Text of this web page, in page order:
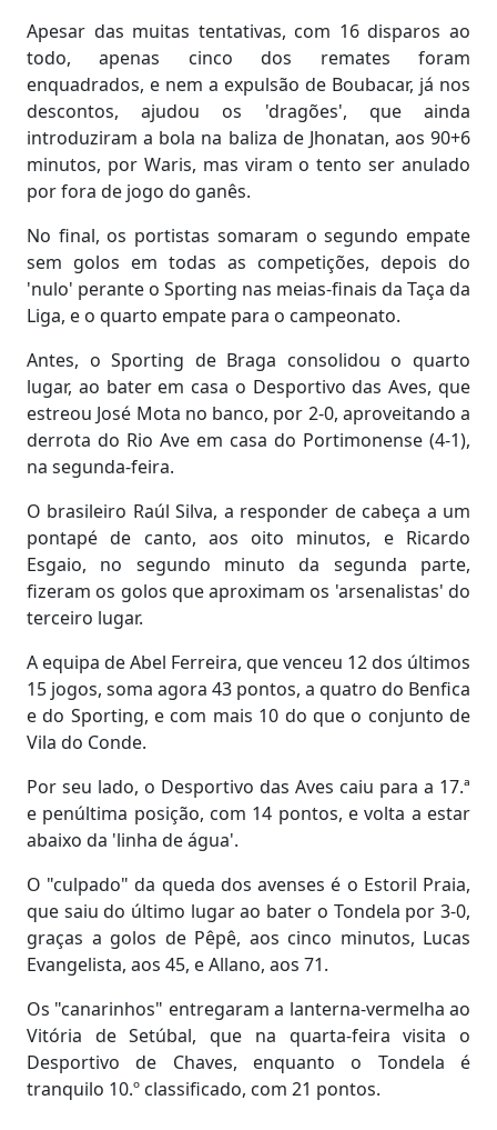
Apesar das muitas tentativas, com 16 disparos ao
todo, apenas cinco dos remates foram
enquadrados, e nem a expulsão de Boubacar, já nos
descontos, ajudou os 'dragões', que ainda
introduziram a bola na baliza de Jhonatan, aos 90+6
minutos, por Waris, mas viram o tento ser anulado
por fora de jogo do ganês.
No final, os portistas somaram o segundo empate
sem golos em todas as competições, depois do
'nulo' perante o Sporting nas meias-finais da Taça da
Liga, e o quarto empate para o campeonato.
Antes, o Sporting de Braga consolidou o quarto
lugar, ao bater em casa o Desportivo das Aves, que
estreou José Mota no banco, por 2-0, aproveitando a
derrota do Rio Ave em casa do Portimonense (4-1),
na segunda-feira.
O brasileiro Raúl Silva, a responder de cabeça a um
pontapé de canto, aos oito minutos, e Ricardo
Esgaio, no segundo minuto da segunda parte,
fizeram os golos que aproximam os 'arsenalistas' do
terceiro lugar.
A equipa de Abel Ferreira, que venceu 12 dos últimos
15 jogos, soma agora 43 pontos, a quatro do Benfica
e do Sporting, e com mais 10 do que o conjunto de
Vila do Conde.
Por seu lado, o Desportivo das Aves caiu para a 17.ª
e penúltima posição, com 14 pontos, e volta a estar
abaixo da 'linha de água'.
O "culpado" da queda dos avenses é o Estoril Praia,
que saiu do último lugar ao bater o Tondela por 3-0,
graças a golos de Pêpê, aos cinco minutos, Lucas
Evangelista, aos 45, e Allano, aos 71.
Os "canarinhos" entregaram a lanterna-vermelha ao
Vitória de Setúbal, que na quarta-feira visita o
Desportivo de Chaves, enquanto o Tondela é
tranquilo 10.º classificado, com 21 pontos.